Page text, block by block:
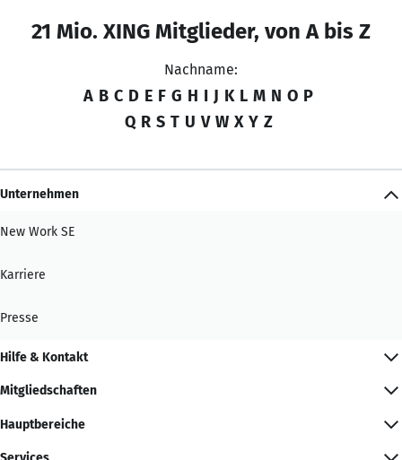
21 Mio. XING Mitglieder, von A bis Z
Nachname:
A B C D E F G H I J K L M N O P
Q R S T U V W X Y Z
Unternehmen
New Work SE
Karriere
Presse
Hilfe & Kontakt
Mitgliedschaften
Hauptbereiche